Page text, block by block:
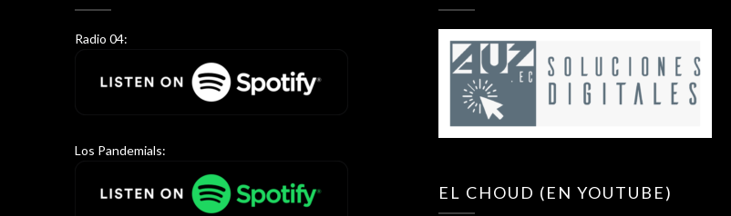
Radio 04:
Los Pandemials:
EL CHOUD (EN YOUTUBE)